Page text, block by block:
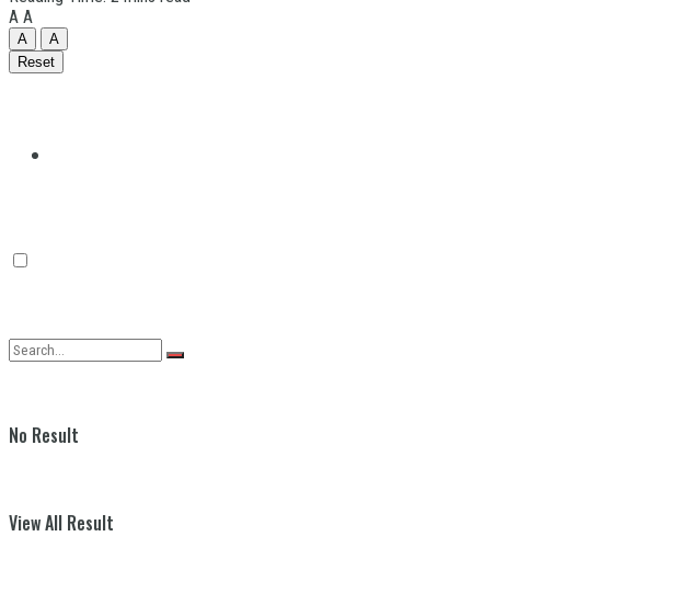
Quilmes
No Result
View All Result
A A
A
A
Reset